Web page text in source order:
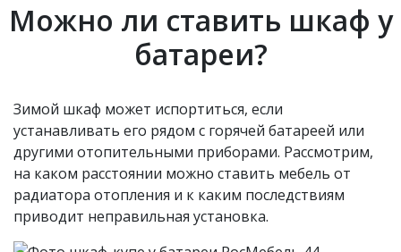
Можно ли ставить шкаф у
батареи?
Зимой шкаф может испортиться, если
устанавливать его рядом с горячей батареей или
другими отопительными приборами. Рассмотрим,
на каком расстоянии можно ставить мебель от
радиатора отопления и к каким последствиям
приводит неправильная установка.